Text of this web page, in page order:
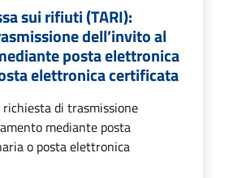
sui rifiuti (TARI):
dell’invito al
posta elettronica
elettronica certificata
di trasmissione
mediante posta
o posta elettronica